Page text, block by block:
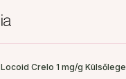
Locoid Crelo 1 mg/g